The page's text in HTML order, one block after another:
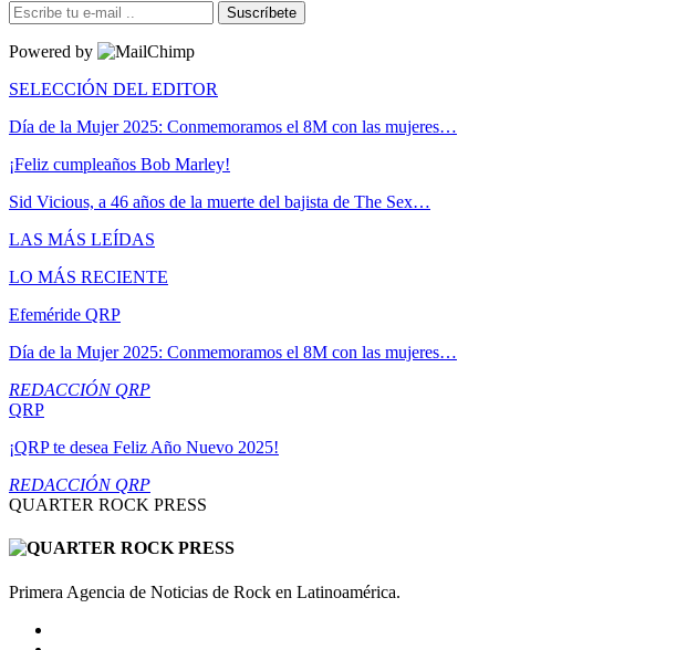
Suscríbete
Powered by
SELECCIÓN DEL EDITOR
Día de la Mujer 2025: Conmemoramos el 8M con las mujeres…
¡Feliz cumpleaños Bob Marley!
Sid Vicious, a 46 años de la muerte del bajista de The Sex…
LAS MÁS LEÍDAS
LO MÁS RECIENTE
Efeméride QRP
Día de la Mujer 2025: Conmemoramos el 8M con las mujeres…
REDACCIÓN QRP
QRP
¡QRP te desea Feliz Año Nuevo 2025!
REDACCIÓN QRP
QUARTER ROCK PRESS
Primera Agencia de Noticias de Rock en Latinoamérica.